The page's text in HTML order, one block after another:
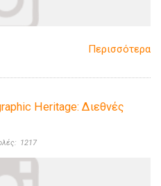
Περισσότερα
Heritage: Διεθνές
1217